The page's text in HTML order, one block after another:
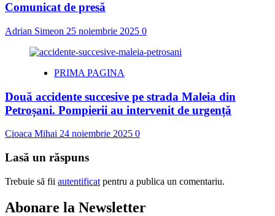
Comunicat de presă
Adrian Simeon 25 noiembrie 2025 0
PRIMA PAGINA
Două accidente succesive pe strada Maleia din
Petroșani. Pompierii au intervenit de urgență
Cioaca Mihai 24 noiembrie 2025 0
Lasă un răspuns
Trebuie să fii autentificat pentru a publica un comentariu.
Abonare la Newsletter